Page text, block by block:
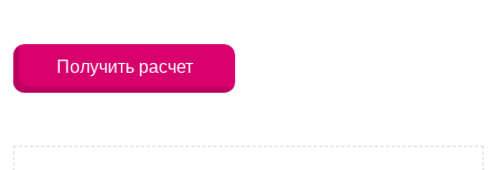
Получить расчет